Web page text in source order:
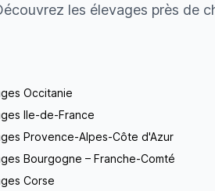
les élevages près de
Occitanie
Ile-de-France
Provence-Alpes-Côte d'Azur
Bourgogne – Franche-Comté
Corse